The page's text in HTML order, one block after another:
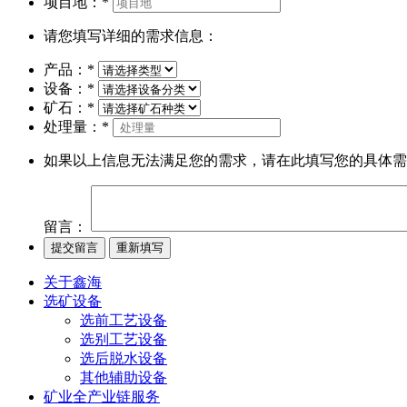
请您填写详细的需求信息：
产品： *
设备： *
矿石： *
处理量： *
如果以上信息无法满足您的需求，请在此填写您的具体
留言：
关于鑫海
选矿设备
选前工艺设备
选别工艺设备
选后脱水设备
其他辅助设备
矿业全产业链服务